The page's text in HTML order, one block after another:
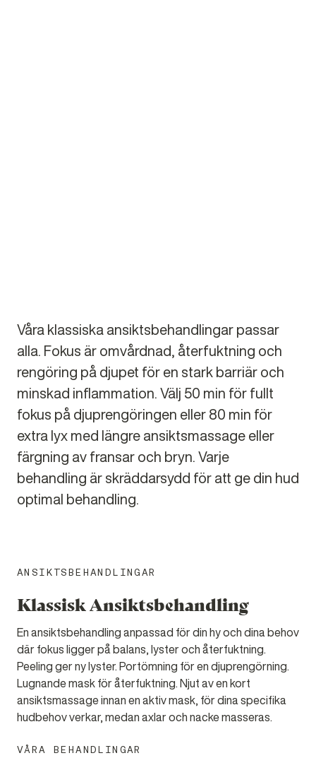
Våra klassiska ansiktsbehandlingar passar
alla. Fokus är omvårdnad, återfuktning och
rengöring på djupet för en stark barriär och
minskad inflammation. Välj 50 min för fullt
fokus på djuprengöringen eller 80 min för
extra lyx med längre ansiktsmassage eller
färgning av fransar och bryn. Varje
behandling är skräddarsydd för att ge din hud
optimal behandling.
ANSIKTSBEHANDLINGAR
Klassisk Ansiktsbehandling
En ansiktsbehandling anpassad för din hy och dina behov
där fokus ligger på balans, lyster och återfuktning.
Peeling ger ny lyster. Portömning för en djuprengörning.
Lugnande mask för återfuktning. Njut av en kort
ansiktsmassage innan en aktiv mask, för dina specifika
hudbehov verkar, medan axlar och nacke masseras.
VÅRA BEHANDLINGAR